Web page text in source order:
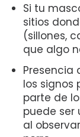
Si tu
sitios
(sillones,
que algo
Presencia
los signos
parte de
puede ser
al